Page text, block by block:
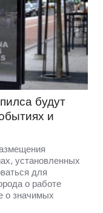
будут
и
установленных
для
о работе
о значимых